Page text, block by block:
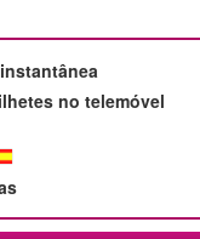
no telemóvel